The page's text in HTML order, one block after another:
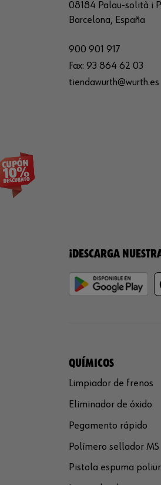
08184 Palau-solità i
Barcelona, España
900 901 917
Fax: 93 864 62 03
tiendawurth@wurth.es
¡DESCARGA
QUÍMICOS
Limpiador de frenos
Eliminador de óxido
Pegamento rápido
Polímero sellador MS
Pistola espuma